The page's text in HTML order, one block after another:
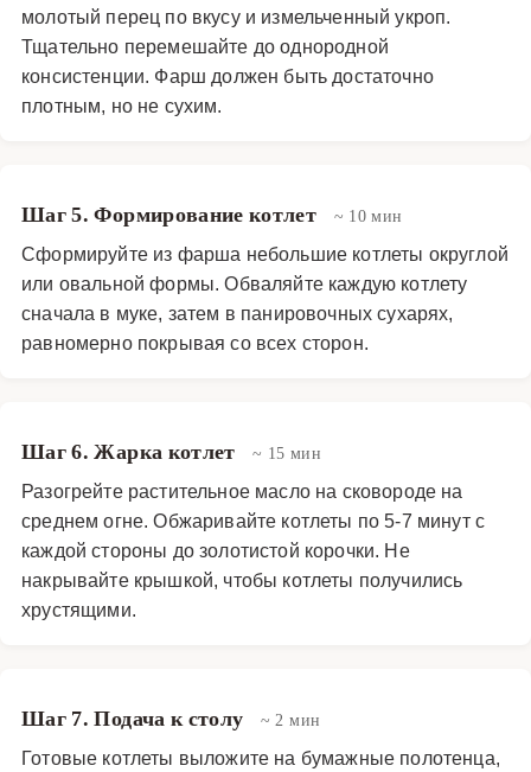
адаптировать рецепт, заменив сельдь на тофу или
грибы. В любом случае, это блюдо заслуживает
внимания и обязательно порадует ваших близких
своим необычным вкусом и ароматом.
молотый перец по вкусу и измельченный укроп.
Тщательно перемешайте до однородной
консистенции. Фарш должен быть достаточно
плотным, но не сухим.
Шаг 5. Формирование котлет ~ 10 мин
Сформируйте из фарша небольшие котлеты округлой
или овальной формы. Обваляйте каждую котлету
сначала в муке, затем в панировочных сухарях,
равномерно покрывая со всех сторон.
Шаг 6. Жарка котлет ~ 15 мин
Разогрейте растительное масло на сковороде на
среднем огне. Обжаривайте котлеты по 5-7 минут с
каждой стороны до золотистой корочки. Не
накрывайте крышкой, чтобы котлеты получились
хрустящими.
Шаг 7. Подача к столу ~ 2 мин
Готовые котлеты выложите на бумажные полотенца,